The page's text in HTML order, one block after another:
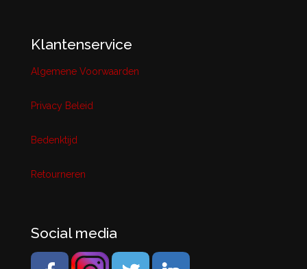
Klantenservice
Algemene Voorwaarden
Privacy Beleid
Bedenktijd
Retourneren
Social media